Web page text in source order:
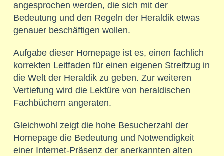
angesprochen werden, die sich mit der
Bedeutung und den Regeln der Heraldik etwas
genauer beschäftigen wollen.
Aufgabe dieser Homepage ist es, einen fachlich
korrekten Leitfaden für einen eigenen Streifzug in
die Welt der Heraldik zu geben. Zur weiteren
Vertiefung wird die Lektüre von heraldischen
Fachbüchern angeraten.
Gleichwohl zeigt die hohe Besucherzahl der
Homepage die Bedeutung und Notwendigkeit
einer Internet-Präsenz der anerkannten alten